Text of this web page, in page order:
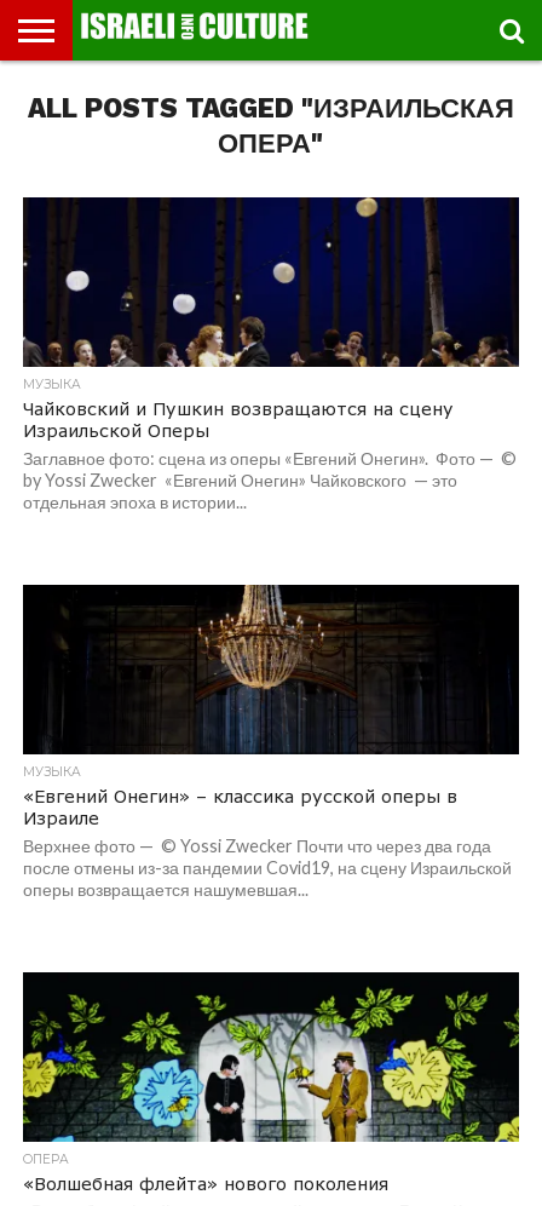
МУЗЕИ
СТРАНА
ФЕСТИВАЛЕЙ
ТЕАТР
КНИГИ.
ТЕКСТЫ
МУЗЫКА
РЕЛИГИЯ/
ИСТОРИЯ
ДВИЖЕНИЕ
ДЕТИ
ВЫХОДНОГО
МАРШРУТЫ
ПРОГУЛЬЩИКА
ВИДЕО-
РЕЧИ
ВПЕЧАТЛЕНИЯ
ВСТРЕЧИ
И
ИНТЕРВЬЮ
КИНО
TEL
AVIV
ALL POSTS TAGGED "ИЗРАИЛЬСКАЯ
ОПЕРА"
МУЗЫКА
Чайковский и Пушкин возвращаются на сцену
Израильской Оперы
Заглавное фото: сцена из оперы «Евгений Онегин». Фото — ©
by Yossi Zwecker «Евгений Онегин» Чайковского — это
отдельная эпоха в истории...
МУЗЫКА
«Евгений Онегин» – классика русской оперы в
Израиле
Верхнее фото — © Yossi Zwecker Почти что через два года
после отмены из-за пандемии Covid19, на сцену Израильской
оперы возвращается нашумевшая...
ОПЕРА
«Волшебная флейта» нового поколения